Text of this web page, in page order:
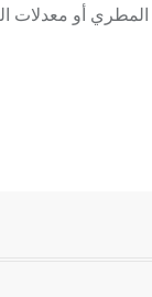
أو معدلات